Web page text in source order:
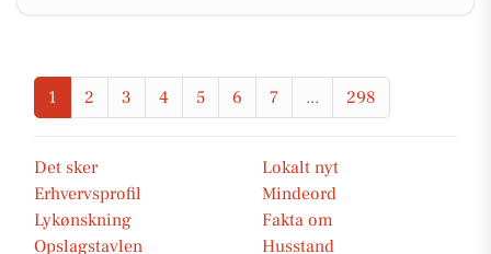
1 2 3 4 5 6 7 ... 298
Det sker
Lokalt nyt
Erhvervsprofil
Mindeord
Lykønskning
Fakta om
Opslagstavlen
Husstand